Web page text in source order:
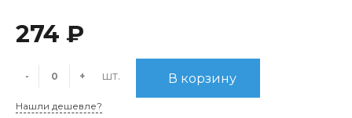
274 ₽
- + шт. В корзину
Нашли дешевле?